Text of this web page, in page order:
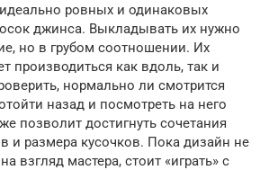
ровных и одинаковых
джинса. Выкладывать их нужно
но в грубом соотношении. Их
производиться как вдоль, так и
нормально ли смотрится
назад и посмотреть на него
позволит достигнуть сочетания
и размера кусочков. Пока дизайн не
взгляд мастера, стоит «играть» с